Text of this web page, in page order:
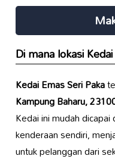
Di mana lokasi
Kedai Emas Seri Paka
Kampung Baharu,
Kedai ini mudah
kenderaan sendiri,
untuk pelanggan dari